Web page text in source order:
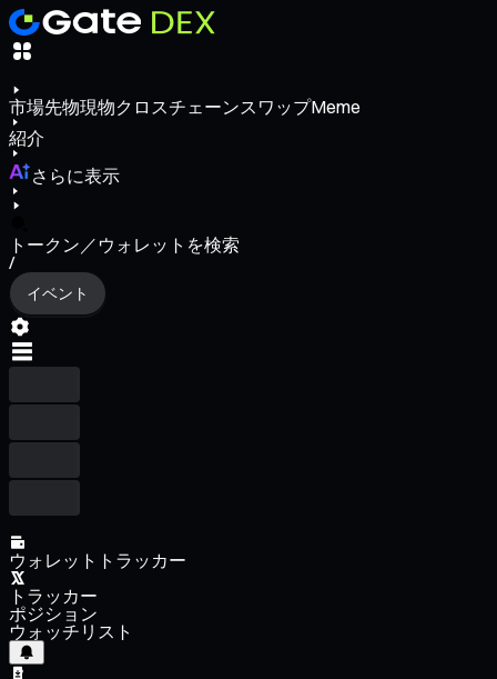
市場先物現物クロスチェーンスワップMeme
紹介
さらに表示
トークン／ウォレットを検索
/
イベント
ウォレットトラッカー
トラッカー
ポジション
ウォッチリスト